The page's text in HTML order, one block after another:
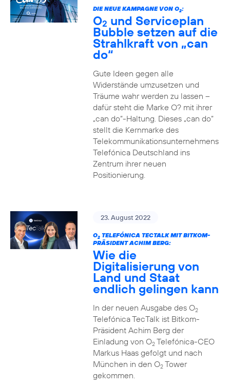
DIE NEUE KAMPAGNE VON O2:
O2 und Serviceplan
Bubble setzen auf die
Strahlkraft von „can
do“
Gute Ideen gegen alle
Widerstände umzusetzen und
Träume wahr werden zu lassen –
dafür steht die Marke O? mit ihrer
„can do“-Haltung. Dieses „can do“
stellt die Kernmarke des
Telekommunikationsunternehmens
Telefónica Deutschland ins
Zentrum ihrer neuen
Positionierung.
23. August 2022
O2TELEFÓNICA TECTALK MIT BITKOM-
PRÄSIDENT ACHIM BERG:
Wie die
Digitalisierung von
Land und Staat
endlich gelingen kann
In der neuen Ausgabe des O2
Telefónica TecTalk ist Bitkom-
Präsident Achim Berg der
Einladung von O2Telefónica-CEO
Markus Haas gefolgt und nach
München in den O2Tower
gekommen.